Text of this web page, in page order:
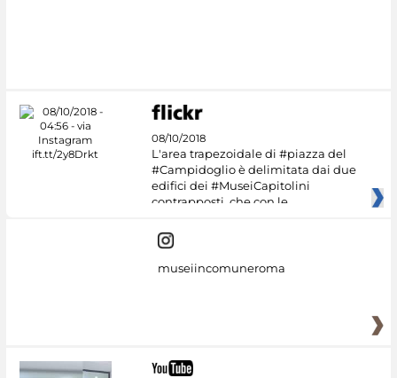
08/10/2018
L'area trapezoidale di #piazza del
#Campidoglio è delimitata dai due
edifici dei #MuseiCapitolini
contrapposti, che con le
museiincomuneroma